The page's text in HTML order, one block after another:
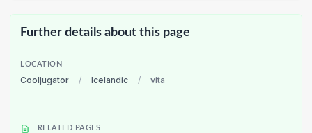
Further details about this page
LOCATION
Cooljugator / Icelandic / vita
RELATED PAGES